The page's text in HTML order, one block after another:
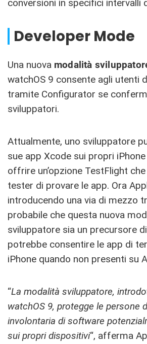
conversioni in specifici intervalli
Developer Mode
Una nuova modalità
watchOS 9 consente agli utenti
tramite Configurator se
sviluppatori.
Attualmente, uno sviluppatore
sue app Xcode sui propri
offrire un’opzione TestFlight
tester di provare le app. Ora
introducendo una via di mezzo
probabile che questa nuova
sviluppatore sia un precursore
potrebbe consentire le app di
iPhone quando non presenti su
“La modalità sviluppatore,
watchOS 9, protegge le persone
involontaria di software
sui propri dispositivi“, afferma